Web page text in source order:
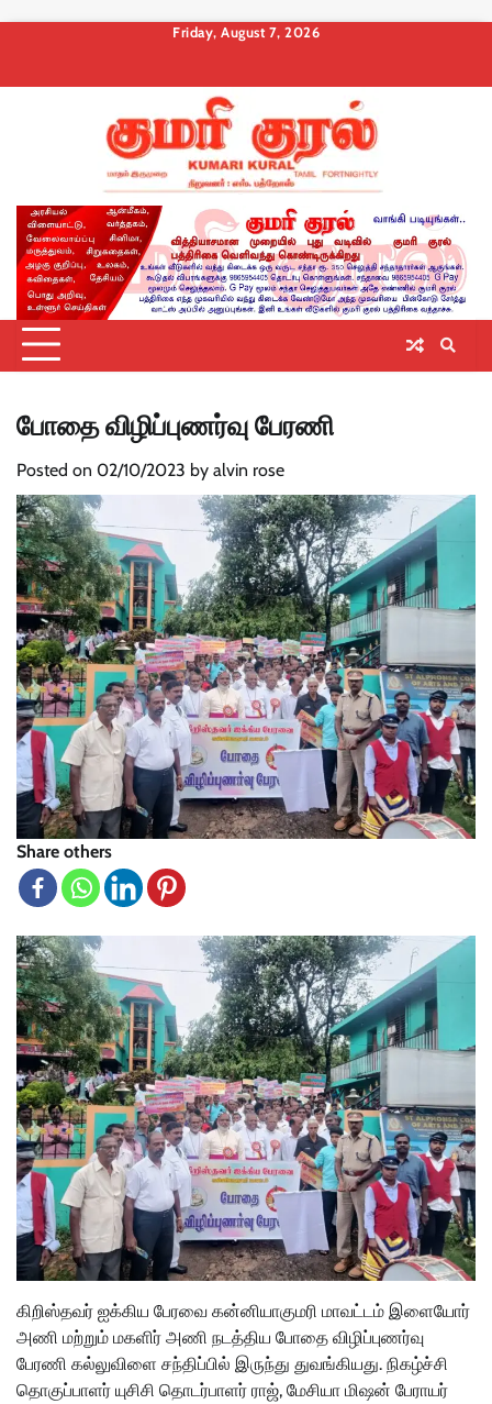
content
Friday, August 7, 2026
Policy
Conditions
CheckoutCancel
போதை விழிப்புணர்வு பேரணி
Posted on 02/10/2023 by alvin rose
Share others
கிறிஸ்தவர் ஐக்கிய பேரவை கன்னியாகுமரி மாவட்டம் இளையோர்
அணி மற்றும் மகளிர் அணி நடத்திய போதை விழிப்புணர்வு
பேரணி கல்லுவிளை சந்திப்பில் இருந்து துவங்கியது. நிகழ்ச்சி
தொகுப்பாளர் யுசிசி தொடர்பாளர் ராஜ், மேசியா மிஷன் பேராயர்